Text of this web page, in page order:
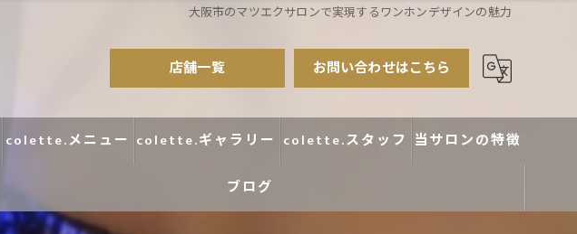
大阪市のマツエクサロンで実現するワンホンデザインの魅力
店舗一覧 お問い合わせはこちら
colette.メニュー colette.ギャラリー colette.スタッフ 当サロンの特徴
ブログ